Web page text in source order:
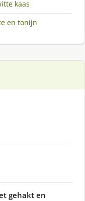
kaas
en tonijn
gehakt en